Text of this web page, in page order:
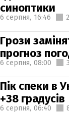
синоптики
6 серпня, 16:46
Грози
прогноз
6 серпня, 08:00
Пік спеки в
+38 градусів
6 серпня, 06:40